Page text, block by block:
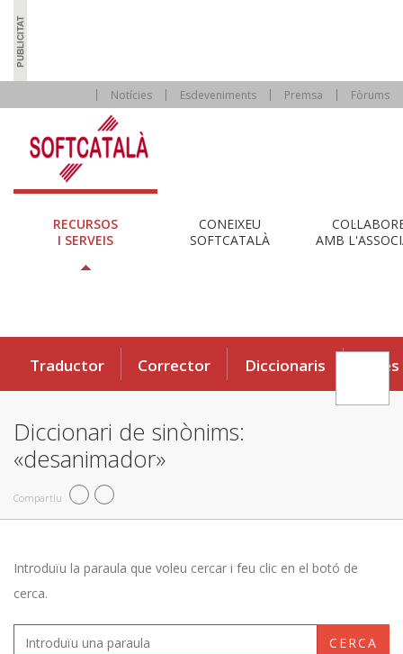
Notícies Esdeveniments Premsa Fòrums
RECURSOS
I SERVEIS
CONEIXEU
SOFTCATALÀ
AMB
Traductor Corrector Diccionaris Eines
Diccionari de sinònims:
«desanimador»
Compartiu
Introduïu la paraula que voleu cercar i feu clic en el botó de
cerca.
CERCA